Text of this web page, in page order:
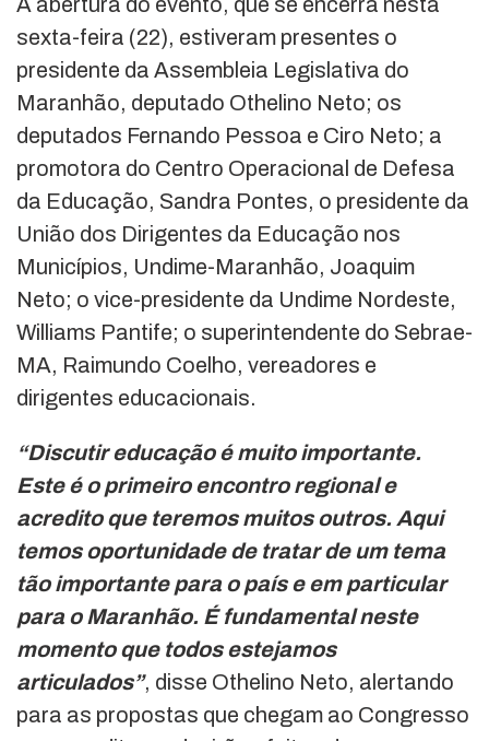
sexta-feira (22), estiveram presentes o
presidente da Assembleia Legislativa do
Maranhão, deputado Othelino Neto; os
deputados Fernando Pessoa e Ciro Neto; a
promotora do Centro Operacional de Defesa
da Educação, Sandra Pontes, o presidente da
União dos Dirigentes da Educação nos
Municípios, Undime-Maranhão, Joaquim
Neto; o vice-presidente da Undime Nordeste,
Williams Pantife; o superintendente do Sebrae-
MA, Raimundo Coelho, vereadores e
dirigentes educacionais.
“Discutir educação é muito importante.
Este é o primeiro encontro regional e
acredito que teremos muitos outros. Aqui
temos oportunidade de tratar de um tema
tão importante para o país e em particular
para o Maranhão. É fundamental neste
momento que todos estejamos
articulados”, disse Othelino Neto, alertando
para as propostas que chegam ao Congresso